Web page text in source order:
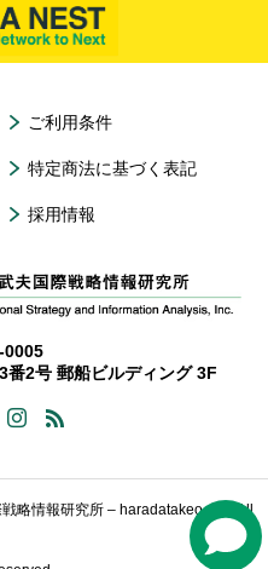
ご利用条件
特定商法に基づく表記
採用情報
0005
番2号 郵船ビルディング 3F
略情報研究所 – haradatakeo.com All